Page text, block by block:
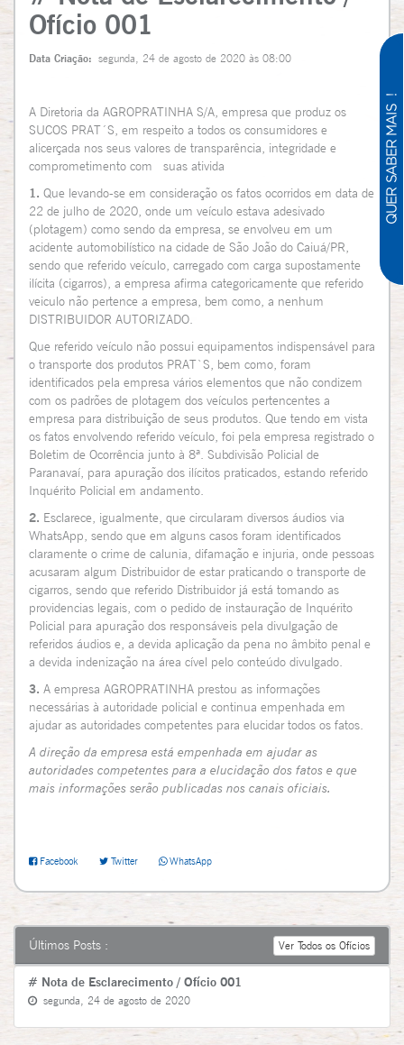
Ofício 001
Data Criação: segunda, 24 de agosto de 2020 às 08:00
A Diretoria da AGROPRATINHA S/A, empresa que produz os
SUCOS PRAT´S, em respeito a todos os consumidores e
alicerçada nos seus valores de transparência, integridade e
comprometimento com suas ativida
1. Que levando-se em consideração os fatos ocorridos em data de
22 de julho de 2020, onde um veículo estava adesivado
(plotagem) como sendo da empresa, se envolveu em um
acidente automobilístico na cidade de São João do Caiuá/PR,
sendo que referido veículo, carregado com carga supostamente
ilícita (cigarros), a empresa afirma categoricamente que referido
veiculo não pertence a empresa, bem como, a nenhum
DISTRIBUIDOR AUTORIZADO.
Que referido veículo não possui equipamentos indispensável para
o transporte dos produtos PRAT`S, bem como, foram
identificados pela empresa vários elementos que não condizem
com os padrões de plotagem dos veículos pertencentes a
empresa para distribuição de seus produtos. Que tendo em vista
os fatos envolvendo referido veículo, foi pela empresa registrado o
Boletim de Ocorrência junto à 8ª. Subdivisão Policial de
Paranavaí, para apuração dos ilícitos praticados, estando referido
Inquérito Policial em andamento.
2. Esclarece, igualmente, que circularam diversos áudios via
WhatsApp, sendo que em alguns casos foram identificados
claramente o crime de calunia, difamação e injuria, onde pessoas
acusaram algum Distribuidor de estar praticando o transporte de
cigarros, sendo que referido Distribuidor já está tomando as
providencias legais, com o pedido de instauração de Inquérito
Policial para apuração dos responsáveis pela divulgação de
referidos áudios e, a devida aplicação da pena no âmbito penal e
a devida indenização na área cível pelo conteúdo divulgado.
3. A empresa AGROPRATINHA prestou as informações
necessárias à autoridade policial e continua empenhada em
ajudar as autoridades competentes para elucidar todos os fatos.
A direção da empresa está empenhada em ajudar as
autoridades competentes para a elucidação dos fatos e que
mais informações serão publicadas nos canais oficiais.
Facebook Twitter WhatsApp
Últimos Posts : Ver Todos os Ofícios
# Nota de Esclarecimento / Ofício 001
segunda, 24 de agosto de 2020